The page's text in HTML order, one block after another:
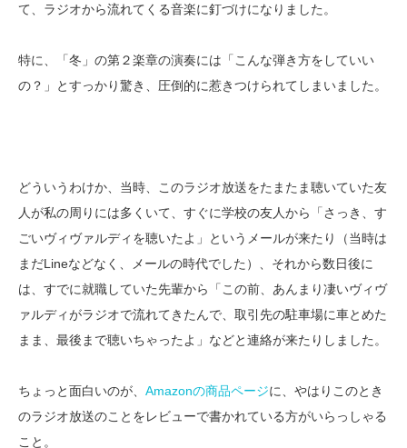
て、ラジオから流れてくる音楽に釘づけになりました。
特に、「冬」の第２楽章の演奏には「こんな弾き方をしていい
の？」とすっかり驚き、圧倒的に惹きつけられてしまいました。
どういうわけか、当時、このラジオ放送をたまたま聴いていた友
人が私の周りには多くいて、すぐに学校の友人から「さっき、す
ごいヴィヴァルディを聴いたよ」というメールが来たり（当時は
まだLineなどなく、メールの時代でした）、それから数日後に
は、すでに就職していた先輩から「この前、あんまり凄いヴィヴ
ァルディがラジオで流れてきたんで、取引先の駐車場に車とめた
まま、最後まで聴いちゃったよ」などと連絡が来たりしました。
ちょっと面白いのが、 Amazonの商品ページに、やはりこのとき
のラジオ放送のことをレビューで書かれている方がいらっしゃる
こと。